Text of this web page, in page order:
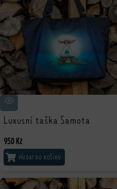
Luxusní taška Samota
950 Kč
PŘIDAT DO KOŠÍKU